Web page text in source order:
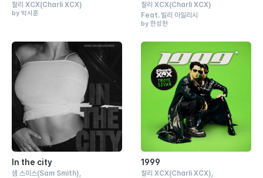
찰리 XCX(Charli XCX)
by 박시훈
찰리 XCX(Charli XCX)
Feat. 빌리 아일리시
by 한성현
In the city
샘 스미스(Sam Smith)
1999
찰리 XCX(Charli XCX)